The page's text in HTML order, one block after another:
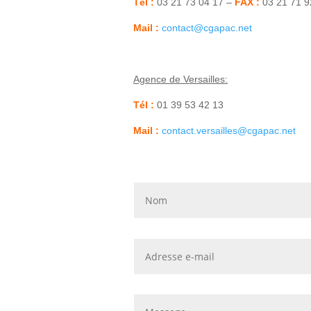
Mail : contact@cgapac.net
Agence de Versailles:
Tél : 01 39 53 42 13
Mail : contact.versailles@cgapac.net